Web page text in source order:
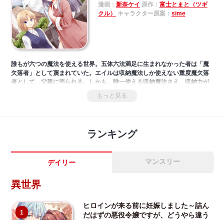
漫画： 新奈ケイ 原作： 富士とまと（ツギ
クル）
キャラクター原案： sime
誰もが六つの魔法を使える世界。五体六法満足に生まれなかった者は「魔
欠落者」として蔑まれていた。エイルは収納魔法しか使えない重度魔欠落
者として、父親に売られる。しかも、唯一使える収納魔法さえ、収納力が
大きいだけで、状態維持や時間停止効果のない出来損ない魔法だった。そ
のため、売られた先の店も追い出されてしまう。そんなエイルは、魔欠落
もっと見る
ランキング
デイリー マンスリー
異世界
1
ヒロインが来る前に妊娠しました～詰ん
だはずの悪役令嬢ですが、どうやら違う